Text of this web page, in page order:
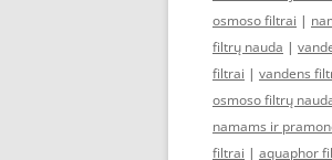
osmoso filtrai |
filtrų nauda |
filtrai | vandens
osmoso filtrų
namams ir
filtrai | aquaphor